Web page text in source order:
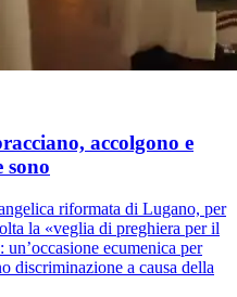
accolgono e
sono
riformata di Lugano, per
la «veglia di preghiera per il
ecumenica per
discriminazione a causa della